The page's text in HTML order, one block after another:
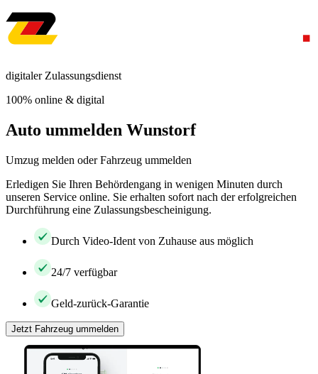
digitaler Zulassungsdienst
100% online & digital
Auto ummelden Wunstorf
Umzug melden oder Fahrzeug ummelden
Erledigen Sie Ihren Behördengang in wenigen Minuten durch
unseren Service online. Sie erhalten sofort nach der erfolgreichen
Durchführung eine Zulassungsbescheinigung.
Durch Video-Ident von Zuhause aus möglich
24/7 verfügbar
Geld-zurück-Garantie
Jetzt Fahrzeug ummelden